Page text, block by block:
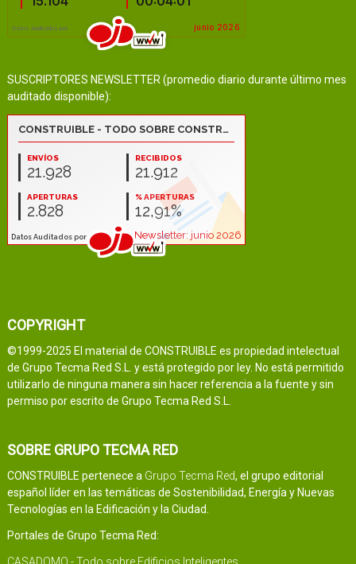
SUSCRIPTORES NEWSLETTER (promedio diario durante último mes
auditado disponible):
COPYRIGHT
©1999-2025 El material de CONSTRUIBLE es propiedad intelectual
de Grupo Tecma Red S.L. y está protegido por ley. No está permitido
utilizarlo de ninguna manera sin hacer referencia a la fuente y sin
permiso por escrito de Grupo Tecma Red S.L.
SOBRE GRUPO TECMA RED
CONSTRUIBLE pertenece a Grupo Tecma Red, el grupo editorial
español líder en las temáticas de Sostenibilidad, Energía y Nuevas
Tecnologías en la Edificación y la Ciudad.
Portales de Grupo Tecma Red:
CASADOMO - Todo sobre Edificios Inteligentes